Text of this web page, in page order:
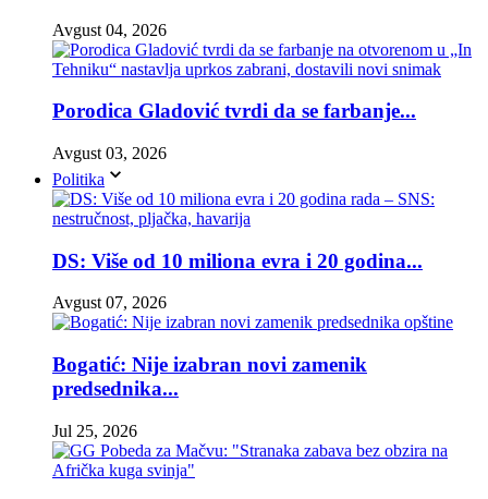
Avgust 04, 2026
Porodica Gladović tvrdi da se farbanje...
Avgust 03, 2026
Politika
DS: Više od 10 miliona evra i 20 godina...
Avgust 07, 2026
Bogatić: Nije izabran novi zamenik
predsednika...
Jul 25, 2026